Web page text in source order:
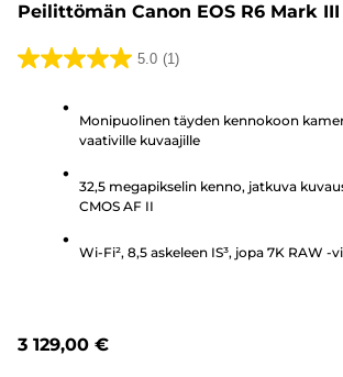
Peilittömän Canon EOS R6 Mark
5.0 (1)
5.0/5
arvostelu
Monipuolinen täyden kennokoon
vaativille kuvaajille
32,5 megapikselin kenno, jatkuva
CMOS AF II
Wi-Fi², 8,5 askeleen IS³, jopa 7K RAW
3 129,00 €